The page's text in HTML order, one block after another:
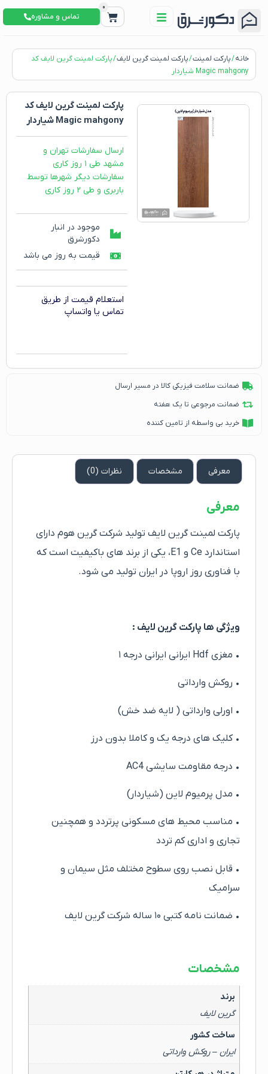
0
تماس و مشاوره
خانه/پارکت لمینت/پارکت لمینت گرین لایف/ پارکت لمینت گرین لایف کد
Magic mahgony شیاردار
پارکت لمینت گرین لایف کد
Magic mahgony شیاردار
ارسال سفارشات تهران و
مشهد طی ۱ روز کاری
سفارشات دیگر شهرها توسط
باربری و طی ۲ روز کاری
موجود در انبار
دکورشرق
قیمت به روز می باشد
استعلام قیمت از طریق
تماس یا واتساپ
ضمانت سلامت فیزیکی کالا در مسیر ارسال
ضمانت مرجوعی تا یک هفته
خرید بی واسطه از تامین کننده
معرفی مشخصات نظرات (0)
معرفی
پارکت لمینت گرین لایف تولید شرکت گرین هوم دارای
استاندارد Ce و E1، یکی از برند های باکیفیت است که
با فناوری روز اروپا در ایران تولید می شود.
ویژگی ها پارکت گرین لایف :
• مغزی Hdf ایرانی ایرانی درجه ۱
• روکش وارداتی
• اورلی وارداتی ( لایه ضد خش)
• کلیک های درجه یک و کاملا بدون درز
• درجه مقاومت سایشی AC4
• مدل پرمیوم لاین (شیاردار)
• مناسب محیط های مسکونی پرتردد و همچنین
تجاری و اداری کم تردد
• قابل نصب روی سطوح مختلف مثل سیمان و
سرامیک
• ضمانت نامه کتبی ۱۰ ساله شرکت گرین لایف
مشخصات
برند
گرین لایف
ساخت کشور
ایران – روکش وارداتی